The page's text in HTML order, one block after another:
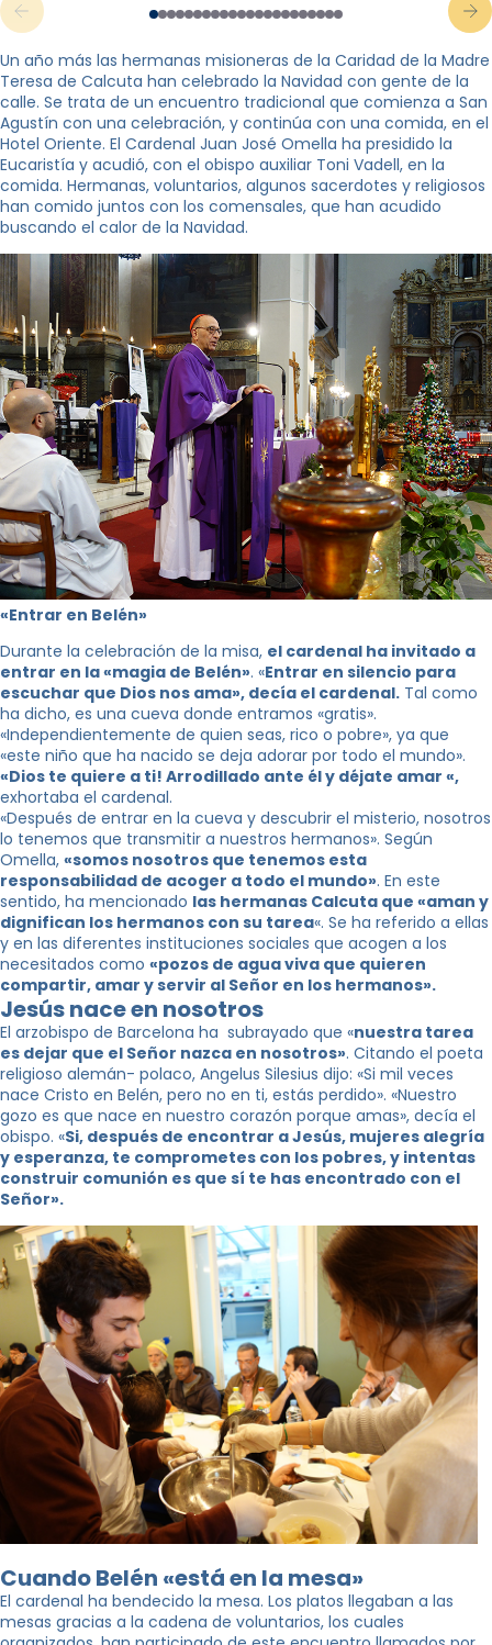
Un año más las hermanas misioneras de la Caridad de la Madre
Teresa de Calcuta han celebrado la Navidad con gente de la
calle. Se trata de un encuentro tradicional que comienza a San
Agustín con una celebración, y continúa con una comida, en el
Hotel Oriente. El Cardenal Juan José Omella ha presidido la
Eucaristía y acudió, con el obispo auxiliar Toni Vadell, en la
comida. Hermanas, voluntarios, algunos sacerdotes y religiosos
han comido juntos con los comensales, que han acudido
buscando el calor de la Navidad.
«Entrar en Belén»
Durante la celebración de la misa, el cardenal ha invitado a
entrar en la «magia de Belén». «Entrar en silencio para
escuchar que Dios nos ama», decía el cardenal. Tal como
ha dicho, es una cueva donde entramos «gratis».
«Independientemente de quien seas, rico o pobre», ya que
«este niño que ha nacido se deja adorar por todo el mundo».
«Dios te quiere a ti! Arrodillado ante él y déjate amar «,
exhortaba el cardenal.
«Después de entrar en la cueva y descubrir el misterio, nosotros
lo tenemos que transmitir a nuestros hermanos». Según
Omella, «somos nosotros que tenemos esta
responsabilidad de acoger a todo el mundo». En este
sentido, ha mencionado las hermanas Calcuta que «aman y
dignifican los hermanos con su tarea«. Se ha referido a ellas
y en las diferentes instituciones sociales que acogen a los
necesitados como «pozos de agua viva que quieren
compartir, amar y servir al Señor en los hermanos».
Jesús nace en nosotros
El arzobispo de Barcelona ha subrayado que «nuestra tarea
es dejar que el Señor nazca en nosotros». Citando el poeta
religioso alemán- polaco, Angelus Silesius dijo: «Si mil veces
nace Cristo en Belén, pero no en ti, estás perdido». «Nuestro
gozo es que nace en nuestro corazón porque amas», decía el
obispo. «Si, después de encontrar a Jesús, mujeres alegría
y esperanza, te comprometes con los pobres, y intentas
construir comunión es que sí te has encontrado con el
Señor».
Cuando Belén «está en la mesa»
El cardenal ha bendecido la mesa. Los platos llegaban a las
mesas gracias a la cadena de voluntarios, los cuales